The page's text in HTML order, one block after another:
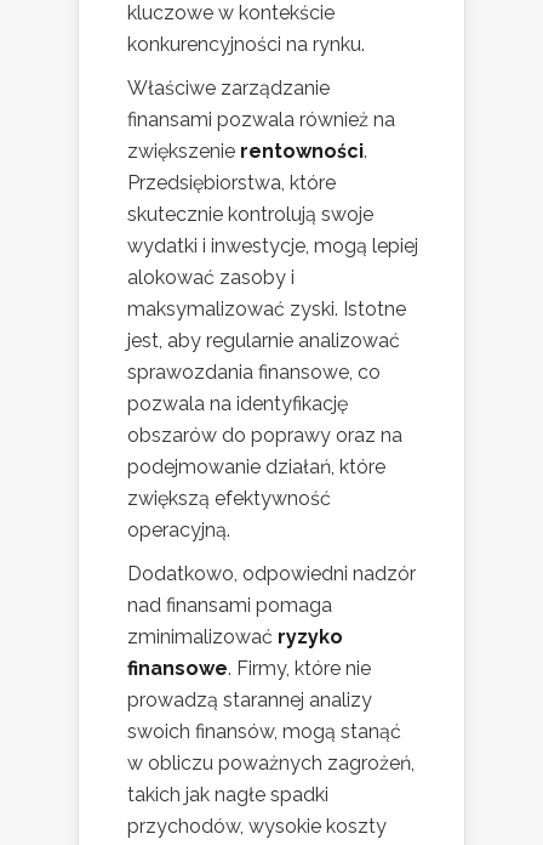
kluczowe w kontekście
konkurencyjności na rynku.
Właściwe zarządzanie
finansami pozwala również na
zwiększenie rentowności.
Przedsiębiorstwa, które
skutecznie kontrolują swoje
wydatki i inwestycje, mogą lepiej
alokować zasoby i
maksymalizować zyski. Istotne
jest, aby regularnie analizować
sprawozdania finansowe, co
pozwala na identyfikację
obszarów do poprawy oraz na
podejmowanie działań, które
zwiększą efektywność
operacyjną.
Dodatkowo, odpowiedni nadzór
nad finansami pomaga
zminimalizować ryzyko
finansowe. Firmy, które nie
prowadzą starannej analizy
swoich finansów, mogą stanąć
w obliczu poważnych zagrożeń,
takich jak nagłe spadki
przychodów, wysokie koszty